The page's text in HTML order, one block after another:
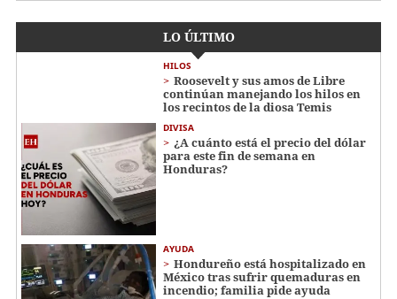
LO ÚLTIMO
HILOS
Roosevelt y sus amos de Libre
continúan manejando los hilos en
los recintos de la diosa Temis
DIVISA
¿A cuánto está el precio del dólar
para este fin de semana en
Honduras?
AYUDA
Hondureño está hospitalizado en
México tras sufrir quemaduras en
incendio; familia pide ayuda